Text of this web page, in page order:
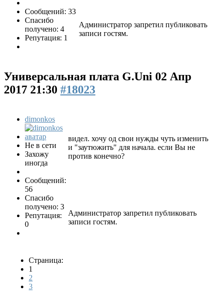
Сообщений: 33
Спасибо
получено: 4
Репутация: 1
Администратор запретил публиковать
записи гостям.
Универсальная плата G.Uni 02 Апр
2017 21:30 #18023
dimonkos
Не в сети
Захожу
иногда
Сообщений:
56
Спасибо
получено: 3
Репутация:
0
видел. хочу од свои нужды чуть изменить
и "заутюжить" для начала. если Вы не
против конечно?
Администратор запретил публиковать
записи гостям.
Страница:
1
2
3